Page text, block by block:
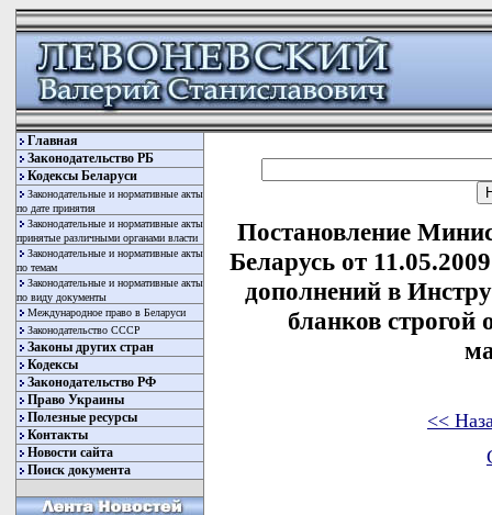
Главная
Законодательство РБ
Кодексы Беларуси
Законодательные и нормативные акты
по дате принятия
Законодательные и нормативные акты
принятые различными органами власти
Законодательные и нормативные акты
по темам
Законодательные и нормативные акты
по виду документы
Международное право в Беларуси
Законодательство СССР
Законы других стран
Кодексы
Законодательство РФ
Право Украины
Полезные ресурсы
Контакты
Новости сайта
Поиск документа
Постановление
Беларусь от
дополнений в
бланков строгой
<<